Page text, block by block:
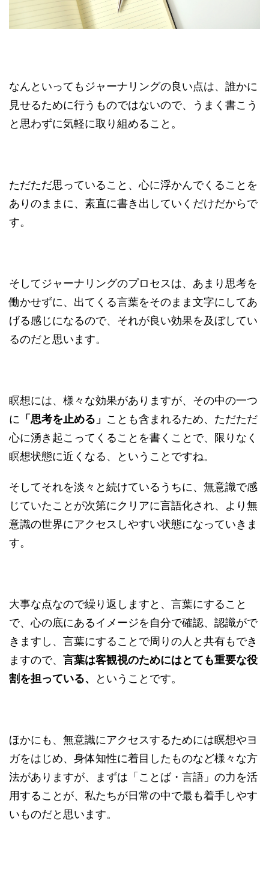
なんといってもジャーナリングの良い点は、誰かに
見せるために行うものではないので、うまく書こう
と思わずに気軽に取り組めること。
ただただ思っていること、心に浮かんでくることを
ありのままに、素直に書き出していくだけだからで
す。
そしてジャーナリングのプロセスは、あまり思考を
働かせずに、出てくる言葉をそのまま文字にしてあ
げる感じになるので、それが良い効果を及ぼしてい
るのだと思います。
瞑想には、様々な効果がありますが、その中の一つ
に 「思考を止める」 ことも含まれるため、ただただ
心に湧き起こってくることを書くことで、限りなく
瞑想状態に近くなる、ということですね。
そしてそれを淡々と続けているうちに、無意識で感
じていたことが次第にクリアに言語化され、より無
意識の世界にアクセスしやすい状態になっていきま
す。
大事な点なので繰り返しますと、言葉にすること
で、心の底にあるイメージを自分で確認、認識がで
きますし、言葉にすることで周りの人と共有もでき
ますので、 言葉は客観視のためにはとても重要な役
割を担っている、
ということです。
ほかにも、無意識にアクセスするためには瞑想やヨ
ガをはじめ、身体知性に着目したものなど様々な方
法がありますが、まずは「ことば・言語」の力を活
用することが、私たちが日常の中で最も着手しやす
いものだと思います。